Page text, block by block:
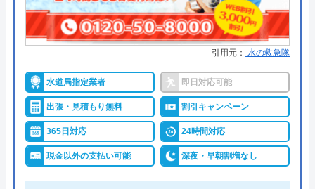
創業・設立 1992年6月1日創立
所在地
〒542-0066
ースマイルビル
対応エリア 39都道府県
対応エリア詳
細
水の生活救急車がおすすめの理由
拠点数2270店舗と日本全国に拠点を構え、年中無休
で対応をしています。日中はコールセンターにて問
い合わせ受付をしてくれるので、すぐに相談ができ
水トラブルの不安もすぐに解消できます。
調整作業のみであれば8,800円～と明朗会計。問い合
わせから見積もりまですべて無料でできるので、ま
引用元： 水の救急隊
水道局指定業者 即日対応可能
出張・見積もり無料 割引キャンペーン
365日対応 24時間対応
現金以外の支払い可能 深夜・早朝割増なし